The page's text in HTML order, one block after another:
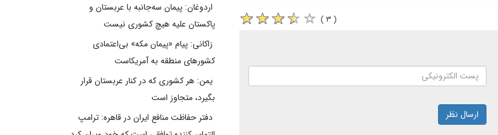
( ۳ )
ارسال نظر
اردوغان: پیمان سه‌جانبه با عربستان و
پاکستان علیه هیچ کشوری نیست
زاکانی: پیام «پیمان مکه» بی‌اعتمادی
کشورهای منطقه به آمریکاست
یمن: هر کشوری که در کنار عربستان قرار
بگیرد، متجاوز است
دفتر حفاظت منافع ایران در قاهره: ترامپ